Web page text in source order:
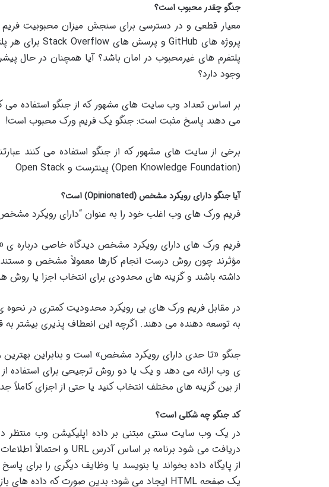
جنگو چقدر محبوب است؟
معیار قطعی و در دسترسی برای سنجش میزان محبوبیت
پروژه هایGitHub و پرسش های Stack Overflow برای هر
پلتفرم های غیرمحبوب در امان باشد؟ آیا همچنان در حال
وجود دارد؟
بر اساس تعداد وب سایت های مشهور که از جنگو استفاده می
می دهند پاسخ مثبت است: جنگو یک فریم ورک محبوب است!
برخی از سایت های مشهور که از جنگو استفاده می کنند
(Open Knowledge Foundation)
پینترست و Open Stack
آیا جنگو دارای رویکرد مشخص(Opinionated) است؟
فریم ورک های وب اغلب خود را به عنوان “دارای رویکرد
فریم ورک های دارای رویکرد مشخص دیدگاه خاصی درباره
مؤثرند چون روش درست انجام کارها معمولاً مشخص و
داشته باشند و گزینه های محدودی برای انتخاب اجزا یا روش ها
در مقابل فریم ورک های بی رویکرد محدودیت کمتری در نحوه
به توسعه دهنده می دهند. اگرچه این انعطاف پذیری بیشتر
جنگو «تا حدی دارای رویکرد مشخص» است و بنابراین بهترین
ی وب ارائه می دهد و یک یا دو روش ترجیحی برای استفاده
از بین گزینه های مختلف انتخاب کنید یا حتی از اجزای کاملاً
کد جنگو چه شکلی است؟
در یک وب سایت سنتی مبتنی بر داده اپلیکیشن وب منتظر
دریافت می شود برنامه بر اساس آدرس URL و احتمالاً اطلاعاتPOST
از پایگاه داده بخواند یا بنویسد یا وظایف دیگری را برای
یک صفحه HTML ایجاد می شود؛ بدین صورت که داده های